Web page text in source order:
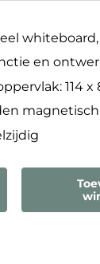
whiteboard,
en
114 x
de